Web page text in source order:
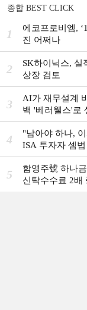
종합 BEST CLICK
1
에코프로비엠,
진 어쩌나
2
SK하이닉스, 실
상장 검토
3
AI가 재무설계
백 '베러웰스'로
4
"남아야 하나,
ISA 투자자 셈
5
함영주號 하나
신탁수수료 2배